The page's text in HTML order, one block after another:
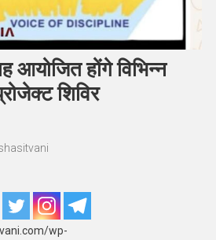
आयोजित होंगे विभिन्न
शिविर
wp-